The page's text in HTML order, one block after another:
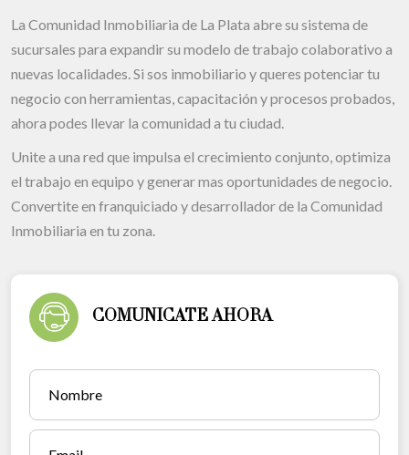
La Comunidad Inmobiliaria de La Plata abre su sistema de
sucursales para expandir su modelo de trabajo colaborativo a
nuevas localidades. Si sos inmobiliario y queres potenciar tu
negocio con herramientas, capacitación y procesos probados,
ahora podes llevar la comunidad a tu ciudad.
Unite a una red que impulsa el crecimiento conjunto, optimiza
el trabajo en equipo y generar mas oportunidades de negocio.
Convertite en franquiciado y desarrollador de la Comunidad
Inmobiliaria en tu zona.
COMUNICATE AHORA